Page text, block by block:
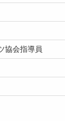
協会指導員